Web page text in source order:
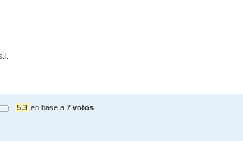
5,3 en base a 7 votos